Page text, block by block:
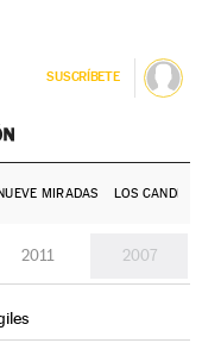
SUSCRÍBETE
MIRADAS LOS
2011 2007